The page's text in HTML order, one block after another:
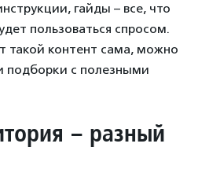
гайды – все, что
пользоваться спросом.
такой контент сама, можно
подборки с полезными
– разный